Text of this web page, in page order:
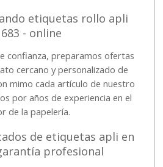
etiquetas rollo apli
- online
confianza, preparamos ofertas
cercano y personalizado de
mimo cada artículo de nuestro
por años de experiencia en el
de la papelería.
de etiquetas apli en
profesional